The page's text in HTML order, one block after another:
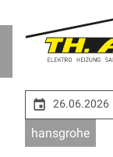
Theodor Arens
GmbH & Co. KG
26.06.2026
hansgrohe